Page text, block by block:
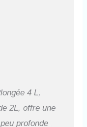
A passé la
PED/DOT et
dans la
Le corps
est en aluminium
présente une
régulateur
interrupteur
4 L,
2L, offre une
profonde